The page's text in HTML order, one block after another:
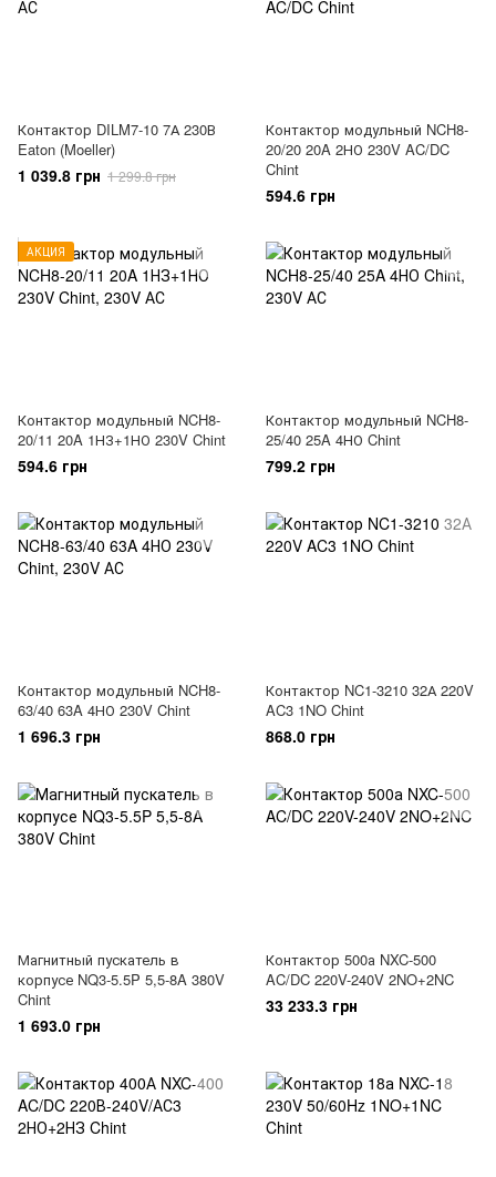
Контактор DILM7-10 7А 230В
Eaton (Moeller)
1 039.8 грн 1 299.8 грн
Контактор модульный NCH8-
20/20 20A 2НО 230V AC/DC
Chint
594.6 грн
АКЦИЯ
Контактор модульный NCH8-
20/11 20A 1НЗ+1НО 230V Chint
594.6 грн
Контактор модульный NCH8-
25/40 25A 4НО Chint
799.2 грн
Контактор модульный NCH8-
63/40 63A 4НО 230V Chint
1 696.3 грн
Контактор NC1-3210 32А 220V
AC3 1NO Chint
868.0 грн
Магнитный пускатель в
корпусе NQ3-5.5P 5,5-8A 380V
Chint
1 693.0 грн
Контактор 500а NXC-500
AC/DC 220V-240V 2NO+2NC
33 233.3 грн